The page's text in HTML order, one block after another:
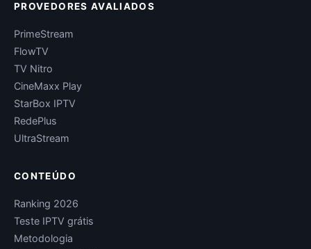
PROVEDORES AVALIADOS
PrimeStream
FlowTV
TV Nitro
CineMaxx Play
StarBox IPTV
RedePlus
UltraStream
CONTEÚDO
Ranking 2026
Teste IPTV grátis
Metodologia